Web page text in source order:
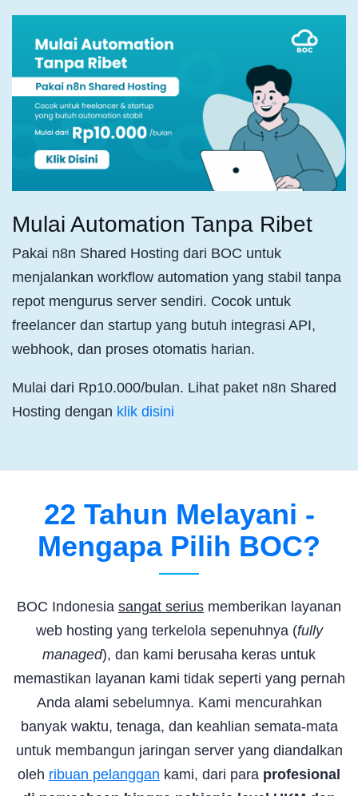
Mulai Automation Tanpa Ribet
Pakai n8n Shared Hosting dari BOC untuk
menjalankan workflow automation yang stabil tanpa
repot mengurus server sendiri. Cocok untuk
freelancer dan startup yang butuh integrasi API,
webhook, dan proses otomatis harian.
Mulai dari Rp10.000/bulan. Lihat paket n8n Shared
Hosting dengan klik disini
22 Tahun Melayani -
Mengapa Pilih BOC?
BOC Indonesia sangat serius memberikan layanan
web hosting yang terkelola sepenuhnya (fully
managed), dan kami berusaha keras untuk
memastikan layanan kami tidak seperti yang pernah
Anda alami sebelumnya. Kami mencurahkan
banyak waktu, tenaga, dan keahlian semata-mata
untuk membangun jaringan server yang diandalkan
oleh ribuan pelanggan kami, dari para profesional